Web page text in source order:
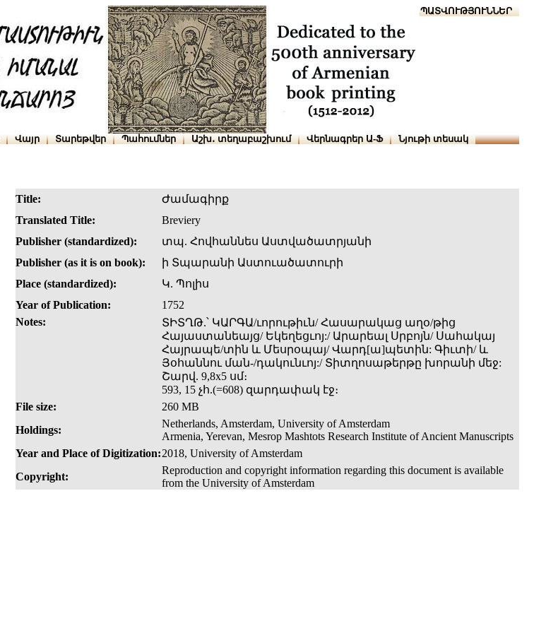
ՆԱԽԱՊԱՏՎՈՒԹՅՈՒՆՆԵՐ
Վայր Տարեթվեր Պահումներ Աշխ․ տեղաբաշխում Վերնագրեր Ա-Ֆ Նյութի տեսակ
Title:
Ժամագիրք
Translated Title:
Breviery
Publisher (standardized):
տպ. Հովհաննես Աստվածատրյանի
Publisher (as it is on book):
ի Տպարանի Աստուածատուրի
Place (standardized):
Կ. Պոլիս
Year of Publication:
1752
Notes:
ՏԻՏՂԹ.՝ ԿԱՐԳԱ/ւորութիւն/ Հասարակաց աղօ/թից
Հայաստանեայց/ Եկեղեցւոյ:/ Արարեալ Սրբոյն/ Սահակայ
Հայրապե/տին և Մեսրօպայ/ Վարդ[ա]պետին: Գիւտի/ և
Յօհաննու ման-/դակունւոյ:/ Տիտղոսաթերթը խորանի մեջ:
Շարվ. 9,8x5 սմ։
593, 15 չհ.(=608) զարդափակ էջ։
File size:
260 MB
Holdings:
Netherlands, Amsterdam, University of Amsterdam
Armenia, Yerevan, Mesrop Mashtots Research Institute of Ancient Manuscripts
Year and Place of Digitization:2018, University of Amsterdam
Copyright:
Reproduction and copyright information regarding this document is available
from the University of Amsterdam